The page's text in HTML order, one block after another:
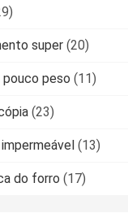
super (20)
peso (11)
(23)
(13)
do forro (17)